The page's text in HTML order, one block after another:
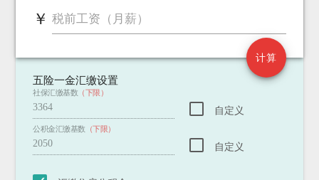
￥ 税前工资（月薪）
计算
￥ 税后工资（2018.10.1新税法）
2011.9.1老税法 税后：
新税法到手工资增加：
五险一金汇缴设置
社保汇缴基数 （下限）
自定义
公积金汇缴基数 （下限）
自定义